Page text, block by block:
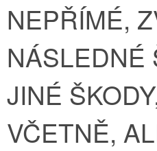
NEPŘÍMÉ,
NÁSLEDNÉ
JINÉ
VČETNĚ,